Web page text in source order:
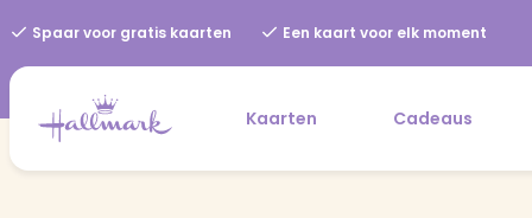
Spaar voor gratis kaarten Een kaart voor elk moment
Kaarten Cadeaus